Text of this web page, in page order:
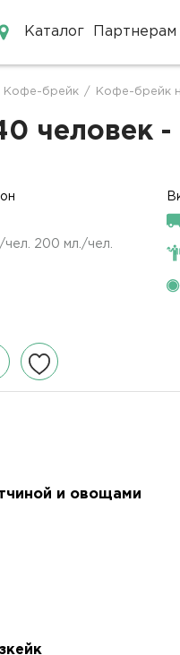
Каталог Партнерам
Кофе-брейк / Кофе-брейк
человек -
чел. 200 мл./чел.
и овощами